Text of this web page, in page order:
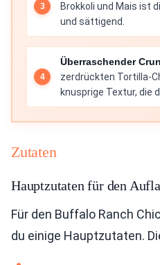
Brokkoli und Mais ist
und sättigend.
Überraschender
zerdrückten Tortilla-
knusprige Textur, die
Zutaten
Hauptzutaten für den
Für den Buffalo Ranch
du einige Hauptzutaten.